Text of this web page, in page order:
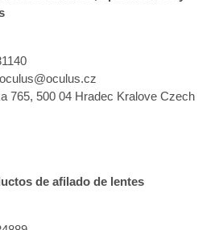
oculus@oculus.cz
765, 500 04 Hradec Kralove Czech
de afilado de lentes